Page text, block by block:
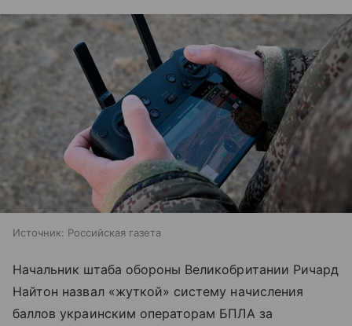
Источник: Российская газета
Начальник штаба обороны Великобритании Ричард
Найтон назвал «жуткой» систему начисления
баллов украинским операторам БПЛА за